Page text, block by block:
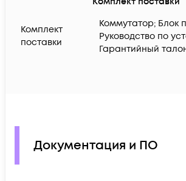
Комплект
поставки
Коммутатор; Блок
Руководство по
Гарантийный
Документация и ПО